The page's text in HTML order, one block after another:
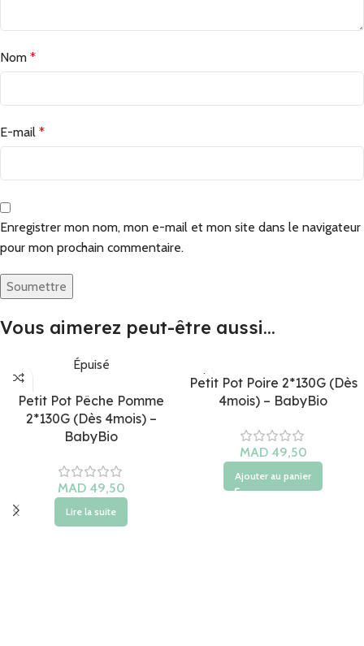
Nom *
E-mail *
Enregistrer mon nom, mon e-mail et mon site dans le navigateur
pour mon prochain commentaire.
Vous aimerez peut-être aussi…
Épuisé
Petit Pot Pêche Pomme
2*130G (Dès 4mois) –
BabyBio
Lire la suite
Petit Pot Poire 2*130G (Dès
4mois) – BabyBio
Ajouter au panier